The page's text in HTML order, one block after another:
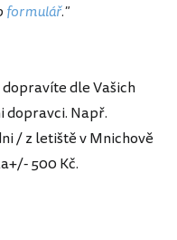
formulář."
dopravíte dle Vašich
dopravci. Např.
/ z letiště v Mnichově
500 Kč.